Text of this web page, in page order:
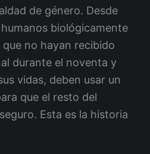
de género. Desde
biológicamente
no hayan recibido
durante el noventa y
vidas, deben usar un
que el resto del
Esta es la historia